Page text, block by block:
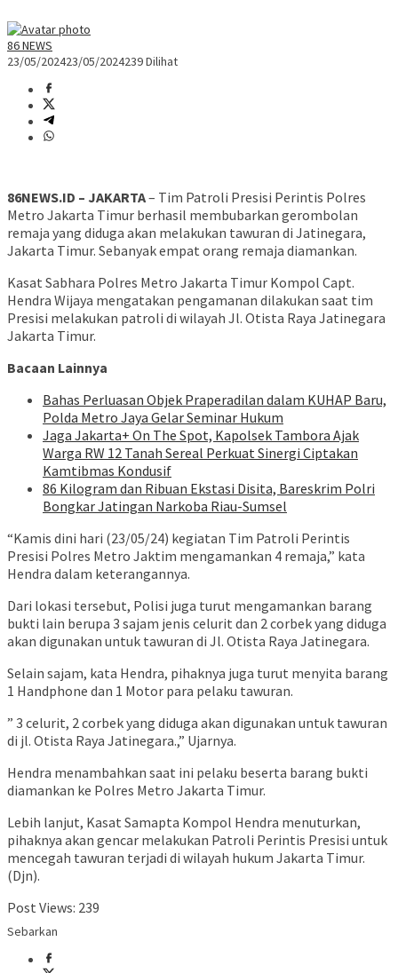
86 NEWS
23/05/202423/05/2024239 Dilihat
86NEWS.ID – JAKARTA– Tim Patroli Presisi Perintis Polres
Metro Jakarta Timur berhasil membubarkan gerombolan
remaja yang diduga akan melakukan tawuran di Jatinegara,
Jakarta Timur. Sebanyak empat orang remaja diamankan.
Kasat Sabhara Polres Metro Jakarta Timur Kompol Capt.
Hendra Wijaya mengatakan pengamanan dilakukan saat tim
Presisi melakukan patroli di wilayah Jl. Otista Raya Jatinegara
Jakarta Timur.
Bacaan Lainnya
Bahas Perluasan Objek Praperadilan dalam KUHAP Baru,
Polda Metro Jaya Gelar Seminar Hukum
Jaga Jakarta+ On The Spot, Kapolsek Tambora Ajak
Warga RW 12 Tanah Sereal Perkuat Sinergi Ciptakan
Kamtibmas Kondusif
86 Kilogram dan Ribuan Ekstasi Disita, Bareskrim Polri
Bongkar Jatingan Narkoba Riau-Sumsel
“Kamis dini hari (23/05/24) kegiatan Tim Patroli Perintis
Presisi Polres Metro Jaktim mengamankan 4 remaja,” kata
Hendra dalam keterangannya.
Dari lokasi tersebut, Polisi juga turut mengamankan barang
bukti lain berupa 3 sajam jenis celurit dan 2 corbek yang diduga
akan digunakan untuk tawuran di Jl. Otista Raya Jatinegara.
Selain sajam, kata Hendra, pihaknya juga turut menyita barang
1 Handphone dan 1 Motor para pelaku tawuran.
” 3 celurit, 2 corbek yang diduga akan digunakan untuk tawuran
di jl. Otista Raya Jatinegara.,” Ujarnya.
Hendra menambahkan saat ini pelaku beserta barang bukti
diamankan ke Polres Metro Jakarta Timur.
Lebih lanjut, Kasat Samapta Kompol Hendra menuturkan,
pihaknya akan gencar melakukan Patroli Perintis Presisi untuk
mencegah tawuran terjadi di wilayah hukum Jakarta Timur.
(Djn).
Post Views: 239
Sebarkan